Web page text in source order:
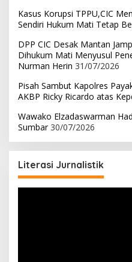
Kasus Korupsi TPPU,CIC
Sendiri Hukum Mati Tetap
DPP CIC Desak Mantan
Dihukum Mati Menyusul
Nurman Herin 31/07/2026
Pisah Sambut Kapolres
AKBP Ricky Ricardo atas
Wawako Elzadaswarman
Sumbar 30/07/2026
Literasi Jurnalistik